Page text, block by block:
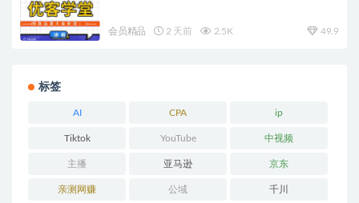
会员精品 2 天前 2.5K 49.9
标签
AI CPA ip
Tiktok YouTube 中视频
主播 亚马逊 京东
亲测网赚 公域 千川